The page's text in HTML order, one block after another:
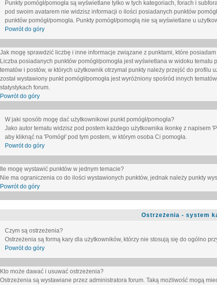
Punkty pomógł/pomogła są wyświetlane tylko w tych kategoriach, forach i
pod swoim avatarem nie widzisz informacji o ilości posiadanych punktów
punktów pomógł/pomogła. Punkty pomógł/pomogłą nie są wyświetlane u
Powrót do góry
Jak mogę sprawdzić liczbę i inne informacje związane z punktami, które
Liczba posiadanych punktów pomógł/pomogła jest wyświetlana w widoku
tematów i postów, w których użytkownik otrzymał punkty należy przejść do
został wystawiony punkt pomógł/pomogła jest wyróżniony spośród innych
statystykach forum.
Powrót do góry
W jaki sposób mogę dać użytkownikowi punkt pomógł/pomogła?
Jako autor tematu widzisz pod postem każdego użytkownika ikonkę z napisem
aby kliknąć na 'Pomógł' pod tym postem, w którym osoba Ci pomogła.
Powrót do góry
Ile mogę wystawić punktów w jednym temacie?
Nie ma ograniczenia co do ilości wystawionych punktów, jednak należy punkty
Powrót do góry
Ostrzeżenia - system
Czym są ostrzeżenia?
Ostrzeżenia są formą kary dla użytkowników, którzy nie stosują się do ogólno
Powrót do góry
Kto może dawać i usuwać ostrzeżenia?
Ostrzeżenia są wystawiane przez administratora forum. Taką możliwość mogą